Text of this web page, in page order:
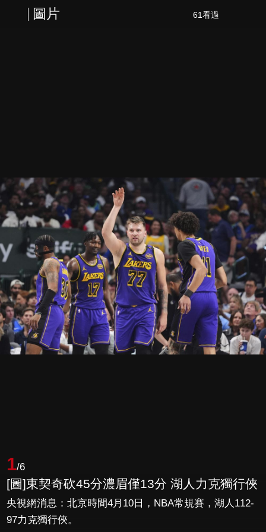
圖片 61看過
1/6
[圖]東契奇砍45分濃眉僅13分 湖人力克獨行俠
央視網消息：北京時間4月10日，NBA常規賽，湖人112-
97力克獨行俠。